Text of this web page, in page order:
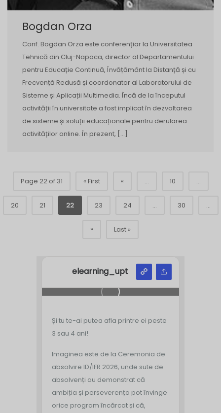
Bogdan Orza
Conf. Bogdan Orza este conferențiar la Universitatea
Tehnică din Cluj-Napoca, director al Departamentului
pentru Educație Continuă, Învățământ la Distanță și cu
Frecvență Redusă și coordonator al Laboratorului de
Sisteme și Aplicații Multimedia. Încă de la începutul
activității în universitate a fost implicat în dezvoltarea
de sisteme și soluții educaționale pentru derularea
activităților online. În prezent, […]
Page 22 of 31 « First « ... 10 ...
20 21 22 23 24 ... 30 ...
» Last »
elearning_upt
Și tu te-ai putea afla printre ei peste
3 sau 4 ani!
Imaginea este de la Ceremonia de
absolvire ID/IFR 2026, unde sute de
absolvenți au demonstrat că
ambiția și perseverența pot învinge
orice program încărcat și că,